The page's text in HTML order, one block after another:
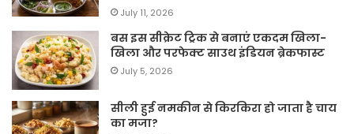
July 11, 2026
बस इस सीक्रेट ट्रिक से बनाएं एकदम खिला-
खिला और परफेक्ट साउथ इंडियन ब्रेकफास्ट
July 5, 2026
सीली हुई नमकीन से किरकिरा हो जाता है चाय
का मजा?